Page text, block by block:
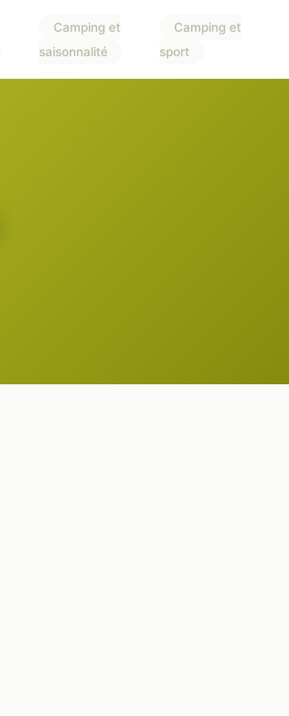
Camping et
saisonnalité
Camping et
sport